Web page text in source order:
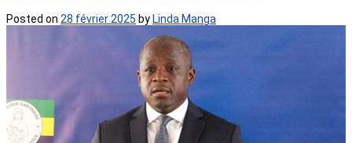
Posted on 28 février 2025 byLinda Manga